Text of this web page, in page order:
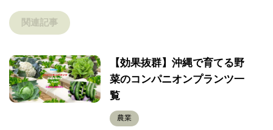
関連記事
【効果抜群】沖縄で育てる野
菜のコンパニオンプランツ一
覧
農業